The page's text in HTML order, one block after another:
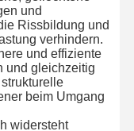
und
Rissbildung und
verhindern.
und effiziente
und gleichzeitig
beim Umgang
widersteht